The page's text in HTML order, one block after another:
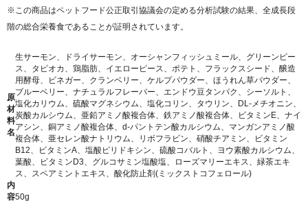
※この商品はペットフード公正取引協議会の定める分析試験の結果、全成長段
階の総合栄養食であることが証明されています。
原
材
料
名
生サーモン、ドライサーモン、オーシャンフィッシュミール、グリーンピー
ス、タピオカ、鶏脂肪、イエローピース、ポテト、フラックスシード、醸造
用酵母、ビネガー、クランベリー、ケルプパウダー、ほうれん草パウダー、
ブルーベリー、ナチュラルフレーバー、エンドウ豆タンパク、シーソルト、
塩化カリウム、硫酸マグネシウム、塩化コリン、タウリン、DL-メチオニン、
炭酸カルシウム、亜鉛アミノ酸複合体、鉄アミノ酸複合体、ビタミンE、ナイ
アシン、銅アミノ酸複合体、d-パントテン酸カルシウム、マンガンアミノ酸
複合体、亜セレン酸ナトリウム、リボフラビン、硝酸チアミン、ビタミン
B12、ビタミンA、塩酸ピリドキシン、硫酸コバルト、ヨウ素酸カルシウム、
葉酸、ビタミンD3、グルコサミン塩酸塩、ローズマリーエキス、緑茶エキ
ス、スペアミントエキス、酸化防止剤(ミックストコフェロール)
内
容50g